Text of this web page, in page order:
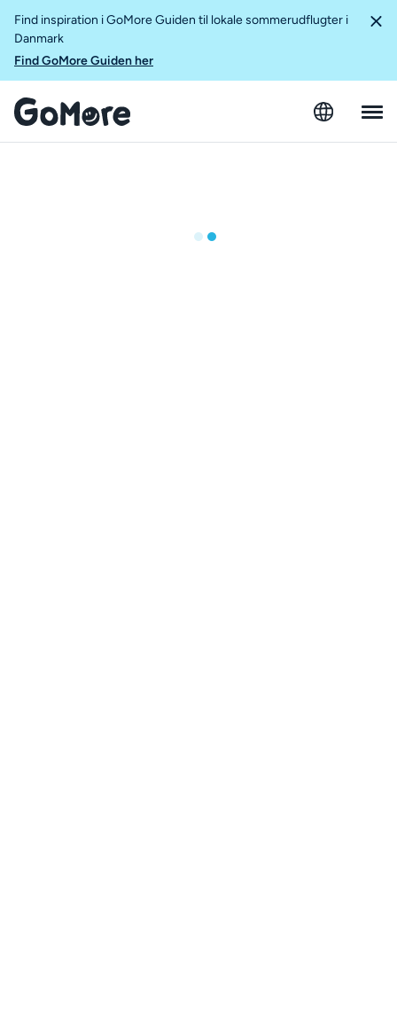
Find inspiration i GoMore Guiden til lokale sommerudflugter i
Danmark
Find GoMore Guiden her